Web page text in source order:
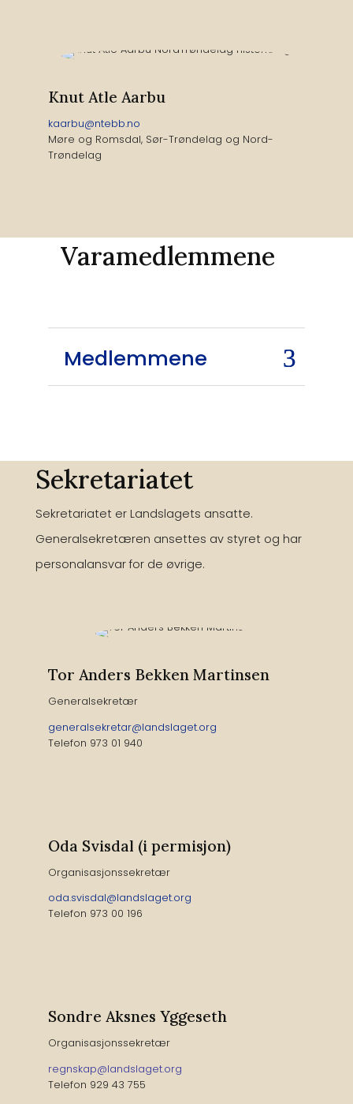
Knut Atle Aarbu
kaarbu@ntebb.no
Møre og Romsdal, Sør-Trøndelag og Nord-
Trøndelag
Varamedlemmene
Medlemmene
Sekretariatet
Sekretariatet er Landslagets ansatte.
Generalsekretæren ansettes av styret og har
personalansvar for de øvrige.
Tor Anders Bekken Martinsen
Generalsekretær
generalsekretar@landslaget.org
Telefon 973 01 940
Oda Svisdal (i permisjon)
Organisasjonssekretær
oda.svisdal@landslaget.org
Telefon 973 00 196
Sondre Aksnes Yggeseth
Organisasjonssekretær
regnskap@landslaget.org
Telefon 929 43 755